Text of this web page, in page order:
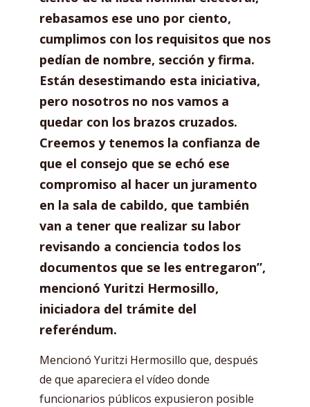
rebasamos ese uno por ciento,
cumplimos con los requisitos que nos
pedían de nombre, sección y firma.
Están desestimando esta iniciativa,
pero nosotros no nos vamos a
quedar con los brazos cruzados.
Creemos y tenemos la confianza de
que el consejo que se echó ese
compromiso al hacer un juramento
en la sala de cabildo, que también
van a tener que realizar su labor
revisando a conciencia todos los
documentos que se les entregaron”,
mencionó Yuritzi Hermosillo,
iniciadora del trámite del
referéndum.
Mencionó Yuritzi Hermosillo que, después
de que apareciera el vídeo donde
funcionarios públicos expusieron posible